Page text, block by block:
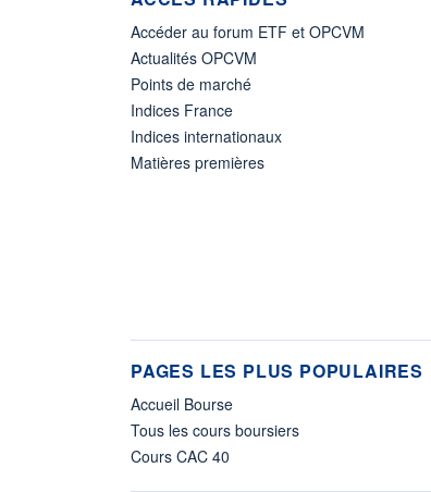
Accéder au forum ETF et OPCVM
Actualités OPCVM
Points de marché
Indices France
Indices internationaux
Matières premières
PAGES LES PLUS POPULAIRES
Accueil Bourse
Tous les cours boursiers
Cours CAC 40